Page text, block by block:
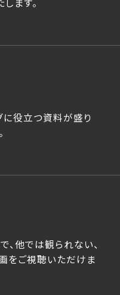
に役立つ資料が盛り
他では観られない、
をご視聴いただけま